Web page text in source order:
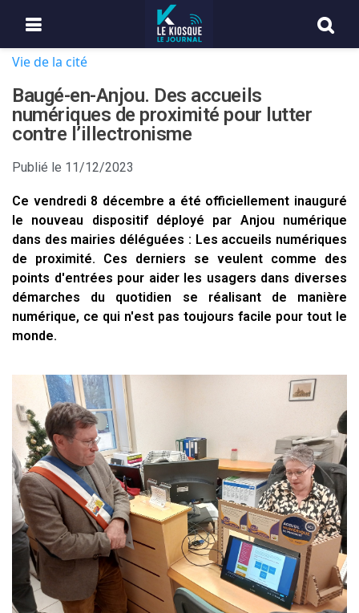
Vie de la cité
Baugé-en-Anjou. Des accueils
numériques de proximité pour lutter
contre l’illectronisme
Publié le 11/12/2023
Ce vendredi 8 décembre a été officiellement inauguré
le nouveau dispositif déployé par Anjou numérique
dans des mairies déléguées : Les accueils numériques
de proximité. Ces derniers se veulent comme des
points d'entrées pour aider les usagers dans diverses
démarches du quotidien se réalisant de manière
numérique, ce qui n'est pas toujours facile pour tout le
monde.